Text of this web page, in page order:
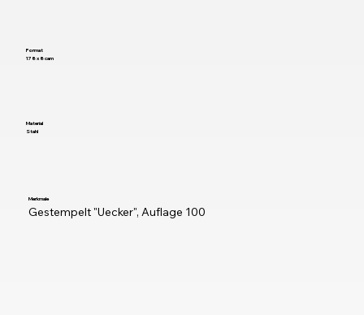
Format
178 x 8 cam
Material
Stahl
Merkmale
Gestempelt "Uecker", Auflage 100